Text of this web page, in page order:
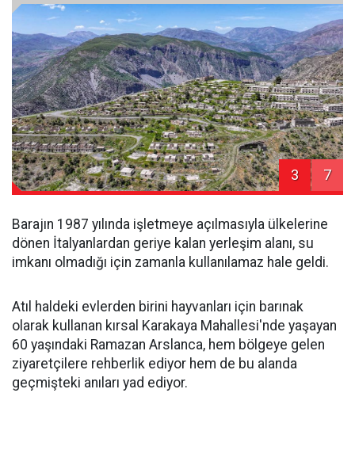
3 7
Barajın 1987 yılında işletmeye açılmasıyla ülkelerine
dönen İtalyanlardan geriye kalan yerleşim alanı, su
imkanı olmadığı için zamanla kullanılamaz hale geldi.
Atıl haldeki evlerden birini hayvanları için barınak
olarak kullanan kırsal Karakaya Mahallesi'nde yaşayan
60 yaşındaki Ramazan Arslanca, hem bölgeye gelen
ziyaretçilere rehberlik ediyor hem de bu alanda
geçmişteki anıları yad ediyor.